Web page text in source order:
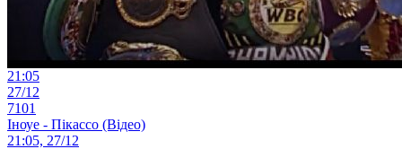
21:05
27/12
7101
Іноуе - Пікассо (Відео)
21:05, 27/12